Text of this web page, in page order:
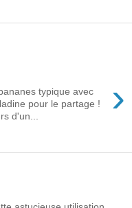
›
typique avec
pour le partage !
d'un...